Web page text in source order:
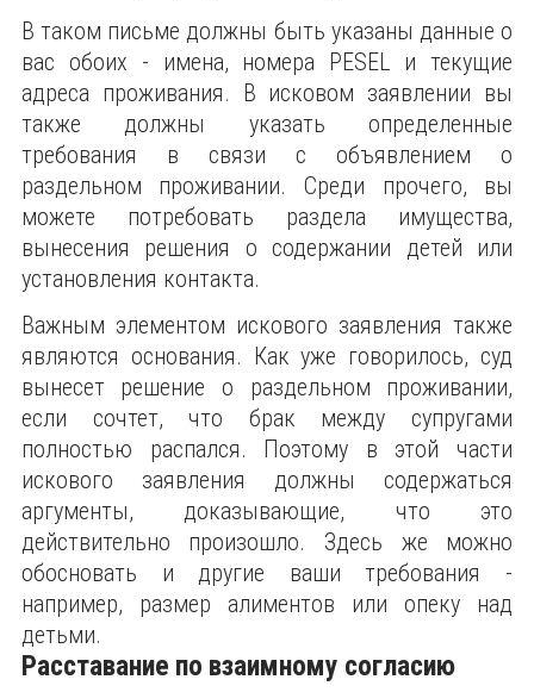
В таком письме должны быть указаны данные о
вас обоих - имена, номера PESEL и текущие
адреса проживания. В исковом заявлении вы
также должны указать определенные
требования в связи с объявлением о
раздельном проживании. Среди прочего, вы
можете потребовать раздела имущества,
вынесения решения о содержании детей или
установления контакта.
Важным элементом искового заявления также
являются основания. Как уже говорилось, суд
вынесет решение о раздельном проживании,
если сочтет, что брак между супругами
полностью распался. Поэтому в этой части
искового заявления должны содержаться
аргументы, доказывающие, что это
действительно произошло. Здесь же можно
обосновать и другие ваши требования -
например, размер алиментов или опеку над
детьми.
Расставание по взаимному согласию